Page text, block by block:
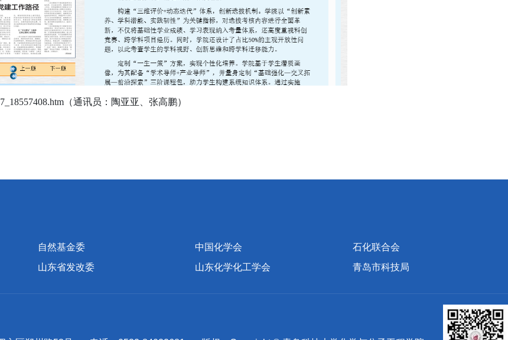
（通讯员：陶亚亚、张高鹏）
自然基金委 中国化学会
石化联合会
山东省发改委 山东化学化工学会 青岛市科技局